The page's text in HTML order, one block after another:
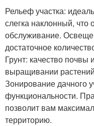
Рельеф участка:
слегка наклонный,
обслуживание.
достаточное
Грунт: качество почвы
выращивании
Зонирование дачного
функциональности.
позволит вам
территорию.